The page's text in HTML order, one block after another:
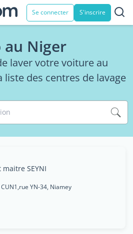
Se connecter S'inscrire
au Niger
laver votre voiture au
liste des centres de lavage
maitre SEYNI
YN-34, Niamey